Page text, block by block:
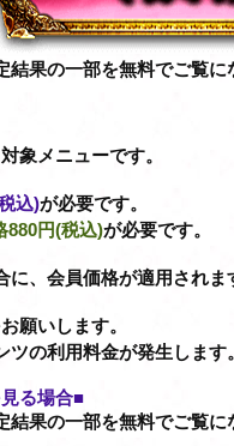
結果の一部を無料でご覧に
象メニューです。
込)が必要です。
880円(税込)が必要です。
、会員価格が適用されま
願いします。
ツの利用料金が発生します
る場合■
結果の一部を無料でご覧に